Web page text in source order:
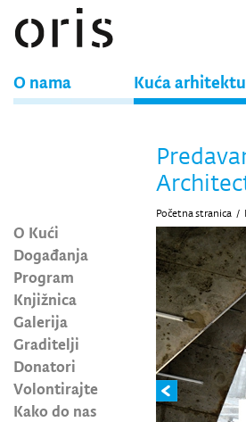
O nama Kuća
O Kući
Događanja
Program
Knjižnica
Galerija
Graditelji
Donatori
Volontirajte
Kako do nas
Početna stranica /